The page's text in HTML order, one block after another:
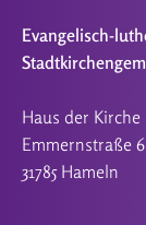
Evangelisch-
Haus der Kirche
Emmernstraße 6
31785 Hameln